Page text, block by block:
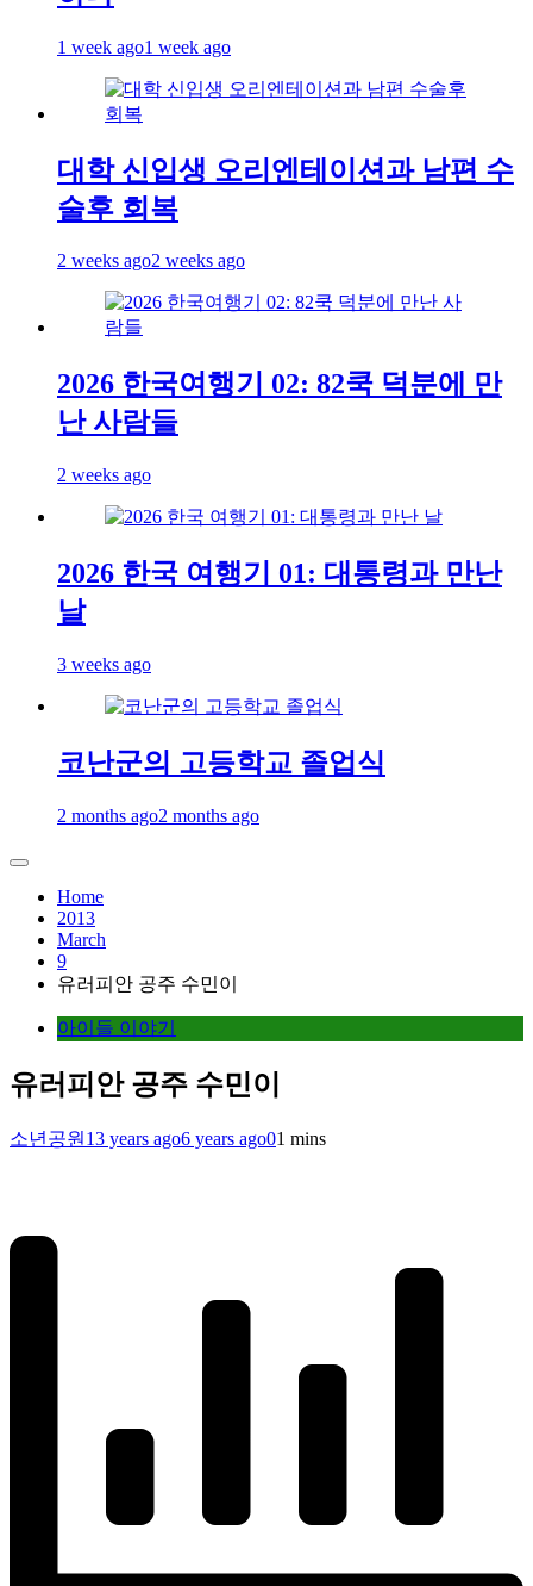
1 week ago1 week ago
대학 신입생 오리엔테이션과 남편 수
술후 회복
2 weeks ago2 weeks ago
2026 한국여행기 02: 82쿡 덕분에 만
난 사람들
2 weeks ago
2026 한국 여행기 01: 대통령과 만난
날
3 weeks ago
코난군의 고등학교 졸업식
2 months ago2 months ago
Home
2013
March
9
유러피안 공주 수민이
아이들 이야기
유러피안 공주 수민이
소년공원 13 years ago6 years ago01 mins